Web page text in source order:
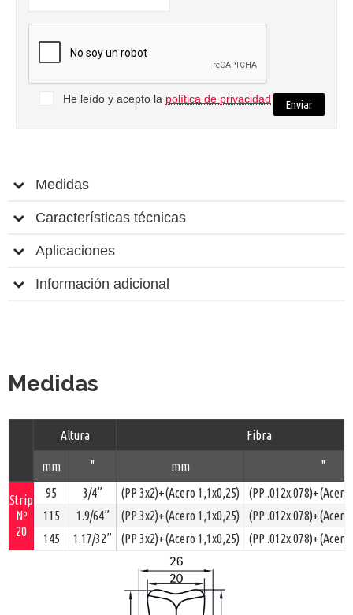
He leído y acepto la política de privacidad
Medidas
Características técnicas
Aplicaciones
Información adicional
Medidas
Altura Fibra
mm " mm "
Strip
Nº
20
95 3/4” (PP 3x2)+(Acero 1,1x0,25)
(PP .012x.078)+(Acero
115
1.9/64” (PP 3x2)+(Acero 1,1x0,25)
(PP .012x.078)+(Acero
145
1.17/32” (PP 3x2)+(Acero 1,1x0,25) (PP .012x.078)+(Acero